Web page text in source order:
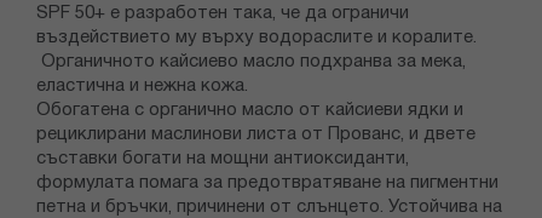
SPF 50+ е разработен така, че да ограничи
въздействието му върху водораслите и коралите.
Органичното кайсиево масло подхранва за мека,
еластична и нежна кожа.
Обогатена с органично масло от кайсиеви ядки и
рециклирани маслинови листа от Прованс, и двете
съставки богати на мощни антиоксиданти,
формулата помага за предотвратяване на пигментни
петна и бръчки, причинени от слънцето. Устойчива на